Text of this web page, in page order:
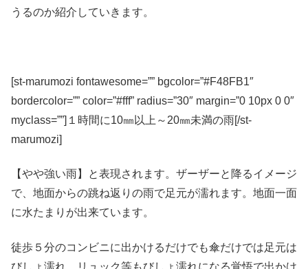
うるのか紹介していきます。
[st-marumozi fontawesome=”” bgcolor=”#F48FB1″
bordercolor=”” color=”#fff” radius=”30″ margin=”0 10px 0 0″
myclass=””]１時間に10㎜以上～20㎜未満の雨[/st-
marumozi]
【やや強い雨】と表現されます。ザーザーと降るイメージ
で、地面からの跳ね返りの雨で足元が濡れます。地面一面
に水たまりが出来ています。
徒歩５分のコンビニに出かけるだけでも傘だけでは足元は
びしょ濡れ、リュック等もびしょ濡れになる覚悟で出かけ